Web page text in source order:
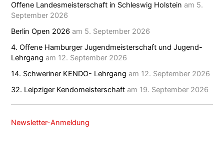
Offene Landesmeisterschaft in Schleswig Holstein am 5.
September 2026
Berlin Open 2026 am 5. September 2026
4. Offene Hamburger Jugendmeisterschaft und Jugend-
Lehrgang am 12. September 2026
14. Schweriner KENDO- Lehrgang am 12. September 2026
32. Leipziger Kendomeisterschaft am 19. September 2026
Newsletter-Anmeldung